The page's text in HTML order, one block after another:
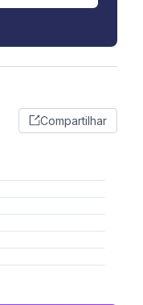
Compartilhar